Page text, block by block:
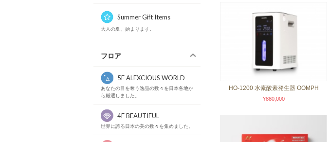
Summer Gift Items
大人の夏、始まります。
フロア
5F ALEXCIOUS WORLD
あなたの目を奪う逸品の数々を日本各地か
ら厳選しました。
4F BEAUTIFUL
世界に誇る日本の美の数々を集めました。
HO-1200 水素酸素発生器 OOMPH
¥880,000